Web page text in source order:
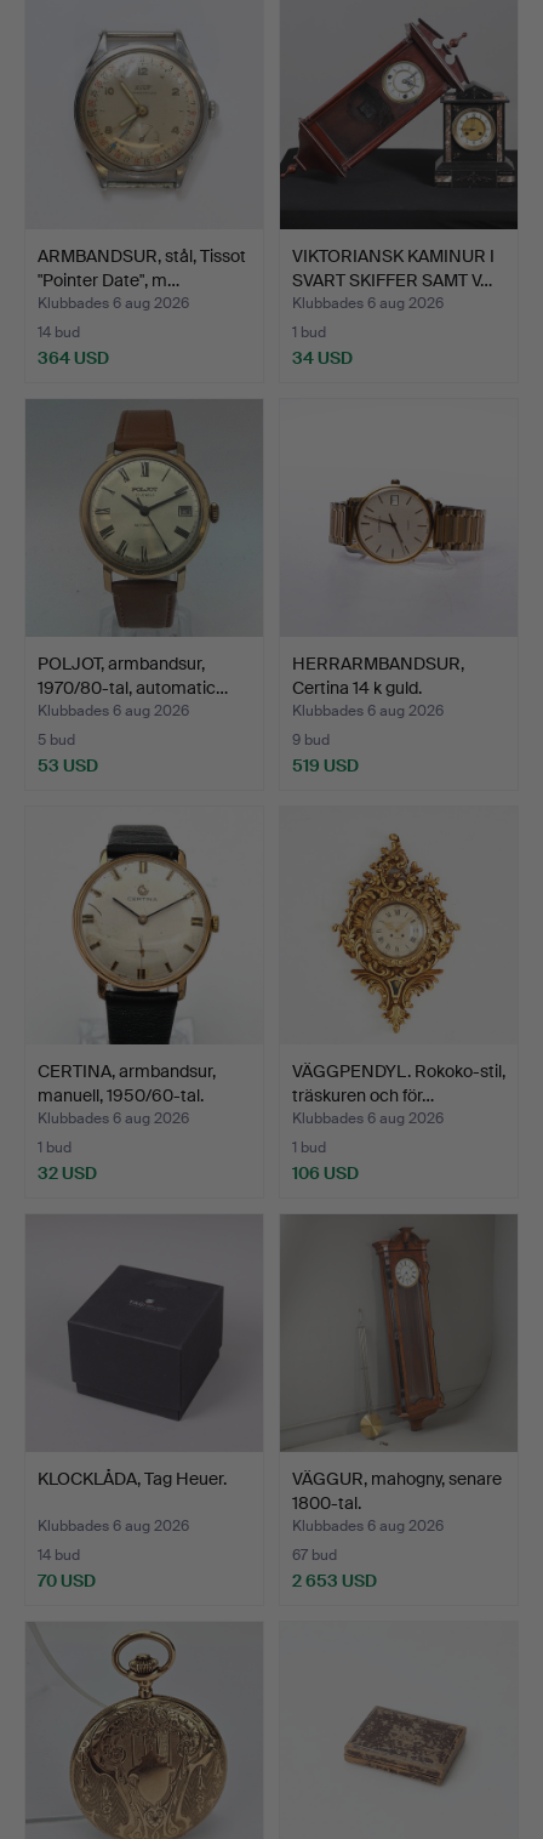
ARMBANDSUR, stål, Tissot
"Pointer Date", m…
Klubbades 6 aug 2026
14 bud
364 USD
VIKTORIANSK KAMINUR I
SVART SKIFFER SAMT V…
Klubbades 6 aug 2026
1 bud
34 USD
POLJOT, armbandsur,
1970/80-tal, automatic…
Klubbades 6 aug 2026
5 bud
53 USD
HERRARMBANDSUR,
Certina 14 k guld.
Klubbades 6 aug 2026
9 bud
519 USD
CERTINA, armbandsur,
manuell, 1950/60-tal.
Klubbades 6 aug 2026
1 bud
32 USD
VÄGGPENDYL. Rokoko-stil,
träskuren och för…
Klubbades 6 aug 2026
1 bud
106 USD
KLOCKLÅDA, Tag Heuer.
Klubbades 6 aug 2026
14 bud
70 USD
VÄGGUR, mahogny, senare
1800-tal.
Klubbades 6 aug 2026
67 bud
2 653 USD